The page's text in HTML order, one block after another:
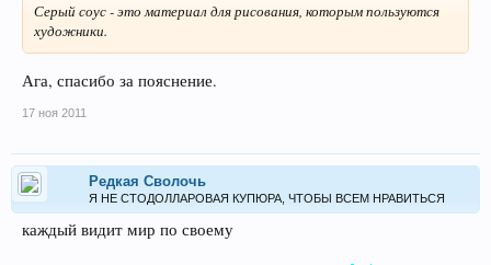
Серый соус - это материал для рисования, которым пользуются
художники.
Ага, спасибо за пояснение.
17 ноя 2011
Редкая Сволочь
Я НЕ СТОДОЛЛАРОВАЯ КУПЮРА, ЧТОБЫ ВСЕМ НРАВИТЬСЯ
каждый видит мир по своему